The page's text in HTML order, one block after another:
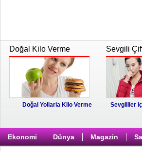
Doğal Kilo Verme
Doğal Yollarla Kilo Verme
Sevgili
Sevgililer
Ekonomi Dünya Magazin